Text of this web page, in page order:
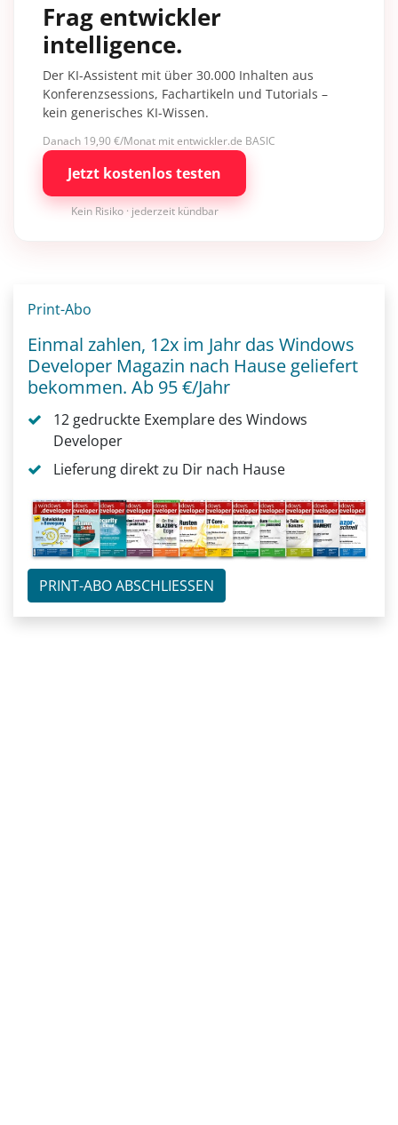
Frag entwickler
intelligence.
Der KI-Assistent mit über 30.000 Inhalten aus
Konferenzsessions, Fachartikeln und Tutorials –
kein generisches KI-Wissen.
Danach 19,90 €/Monat mit entwickler.de BASIC
Jetzt kostenlos testen
Kein Risiko · jederzeit kündbar
Print-Abo
Einmal zahlen, 12x im Jahr das Windows
Developer Magazin nach Hause geliefert
bekommen. Ab 95 €/Jahr
12 gedruckte Exemplare des Windows
Developer
Lieferung direkt zu Dir nach Hause
PRINT-ABO ABSCHLIESSEN